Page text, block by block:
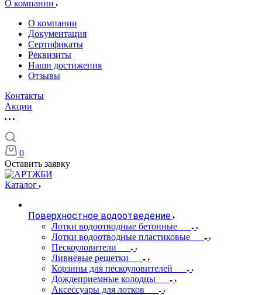
О компании
О компании
Документация
Сертификаты
Реквизиты
Наши достижения
Отзывы
Контакты
Акции
0
Оставить заявку
Каталог
Поверхностное водоотведение
Лотки водоотводные бетонные
Лотки водоотводные пластиковые
Пескоуловители
Ливневые решетки
Корзины для пескоуловителей
Дождеприемные колодцы
Аксессуары для лотков